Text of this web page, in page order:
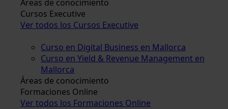
Áreas de conocimiento
Cursos Executive
Ver todos los Cursos Executive
Curso en Digital Business en Mallorca
Curso en Yield & Revenue Management en
Mallorca
Áreas de conocimiento
Formaciones Online
Ver todos los Formaciones Online